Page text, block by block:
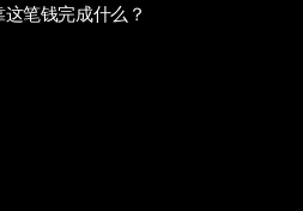
笔钱完成什么？